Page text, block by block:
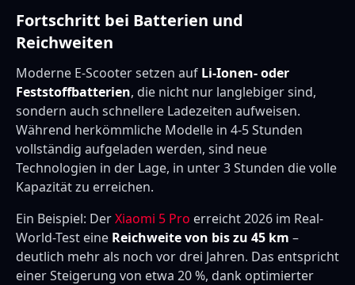
Fortschritt bei Batterien und
Reichweiten
Moderne E-Scooter setzen auf Li-Ionen- oder
Feststoffbatterien, die nicht nur langlebiger sind,
sondern auch schnellere Ladezeiten aufweisen.
Während herkömmliche Modelle in 4-5 Stunden
vollständig aufgeladen werden, sind neue
Technologien in der Lage, in unter 3 Stunden die volle
Kapazität zu erreichen.
Ein Beispiel: DerXiaomi 5 Pro erreicht 2026 im Real-
World-Test eine Reichweite von bis zu 45 km –
deutlich mehr als noch vor drei Jahren. Das entspricht
einer Steigerung von etwa 20 %, dank optimierter